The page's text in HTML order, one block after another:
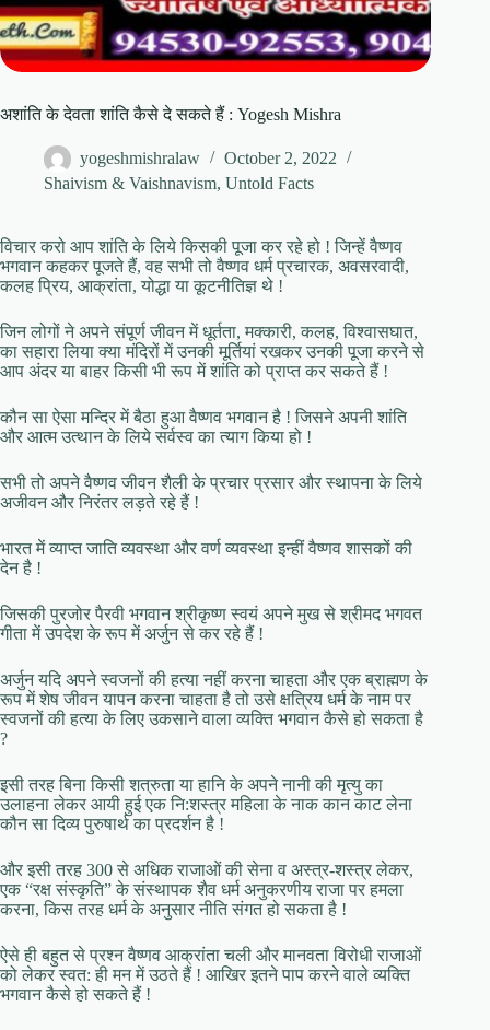
अशांति के देवता शांति कैसे दे सकते हैं : Yogesh Mishra
yogeshmishralaw
October 2, 2022
Shaivism & Vaishnavism, Untold Facts
विचार करो आप शांति के लिये किसकी पूजा कर रहे हो ! जिन्हें वैष्णव
भगवान कहकर पूजते हैं, वह सभी तो वैष्णव धर्म प्रचारक, अवसरवादी,
कलह प्रिय, आक्रांता, योद्धा या कूटनीतिज्ञ थे !
जिन लोगों ने अपने संपूर्ण जीवन में धूर्तता, मक्कारी, कलह, विश्वासघात,
का सहारा लिया क्या मंदिरों में उनकी मूर्तियां रखकर उनकी पूजा करने से
आप अंदर या बाहर किसी भी रूप में शांति को प्राप्त कर सकते हैं !
कौन सा ऐसा मन्दिर में बैठा हुआ वैष्णव भगवान है ! जिसने अपनी शांति
और आत्म उत्थान के लिये सर्वस्व का त्याग किया हो !
सभी तो अपने वैष्णव जीवन शैली के प्रचार प्रसार और स्थापना के लिये
अजीवन और निरंतर लड़ते रहे हैं !
भारत में व्याप्त जाति व्यवस्था और वर्ण व्यवस्था इन्हीं वैष्णव शासकों की
देन है !
जिसकी पुरजोर पैरवी भगवान श्रीकृष्ण स्वयं अपने मुख से श्रीमद भगवत
गीता में उपदेश के रूप में अर्जुन से कर रहे हैं !
अर्जुन यदि अपने स्वजनों की हत्या नहीं करना चाहता और एक ब्राह्मण के
रूप में शेष जीवन यापन करना चाहता है तो उसे क्षत्रिय धर्म के नाम पर
स्वजनों की हत्या के लिए उकसाने वाला व्यक्ति भगवान कैसे हो सकता है
?
इसी तरह बिना किसी शत्रुता या हानि के अपने नानी की मृत्यु का
उलाहना लेकर आयी हुई एक नि:शस्त्र महिला के नाक कान काट लेना
कौन सा दिव्य पुरुषार्थ का प्रदर्शन है !
और इसी तरह 300 से अधिक राजाओं की सेना व अस्त्र-शस्त्र लेकर,
एक “रक्ष संस्कृति” के संस्थापक शैव धर्म अनुकरणीय राजा पर हमला
करना, किस तरह धर्म के अनुसार नीति संगत हो सकता है !
ऐसे ही बहुत से प्रश्न वैष्णव आक्रांता चली और मानवता विरोधी राजाओं
को लेकर स्वत: ही मन में उठते हैं ! आखिर इतने पाप करने वाले व्यक्ति
भगवान कैसे हो सकते हैं !